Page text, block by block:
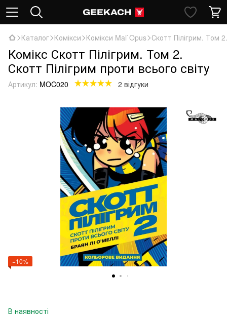
Каталог Комікси Комікси Mal`Opus Скотт Пілігрим. Том
Комікс Скотт Пілігрим. Том 2.
Скотт Пілігрим проти всього світу
Артикул: MOC020 2 відгуки
−10%
В наявності